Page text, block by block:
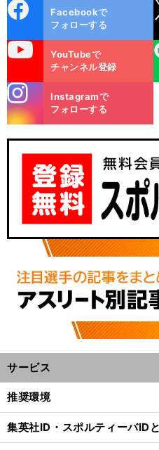
ok
Facebookで
フォローする
YouTubeで
チャンネル登録
LINE
m
Instagramで
フォローする
サービス
推奨環境
集英社ID・スポルティーバID